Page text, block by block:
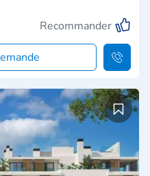
Recommander